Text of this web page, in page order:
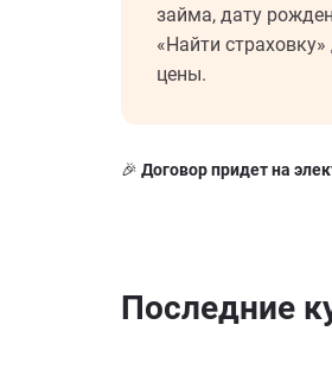
займа, дату
«Найти
цены.
🎉 Договор придет на
Последние